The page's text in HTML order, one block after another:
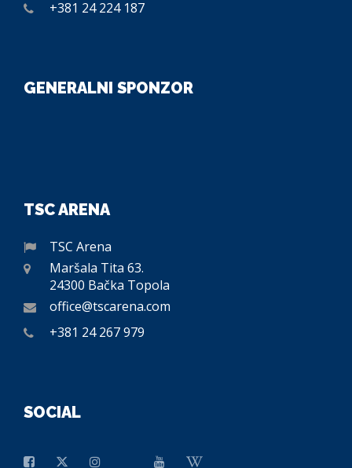
+381 24 224 187
GENERALNI SPONZOR
TSC ARENA
TSC Arena
Maršala Tita 63.
24300 Bačka Topola
office@tscarena.com
+381 24 267 979
SOCIAL